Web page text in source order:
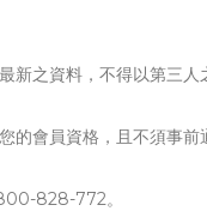
新之資料，不得以第三
的會員資格，且不須事
828-772。